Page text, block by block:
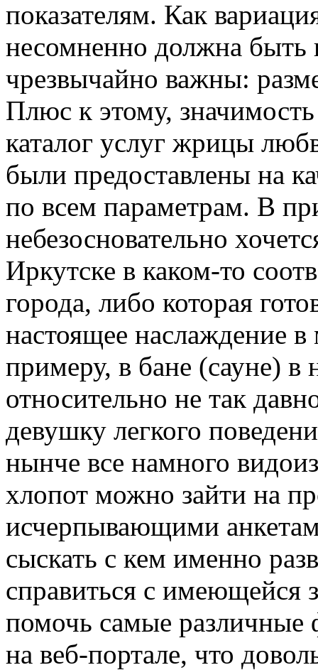
показателям. Как
несомненно должна быть
чрезвычайно важны:
Плюс к этому,
каталог услуг жрицы
были предоставлены на
по всем параметрам. В
небезосновательно
Иркутске в каком-то
города, либо которая
настоящее наслаждение
примеру, в бане (сауне)
относительно не так
девушку легкого
нынче все намного
хлопот можно зайти на
исчерпывающими
сыскать с кем именно
справиться с имеющейся
помочь самые
на веб-портале, что